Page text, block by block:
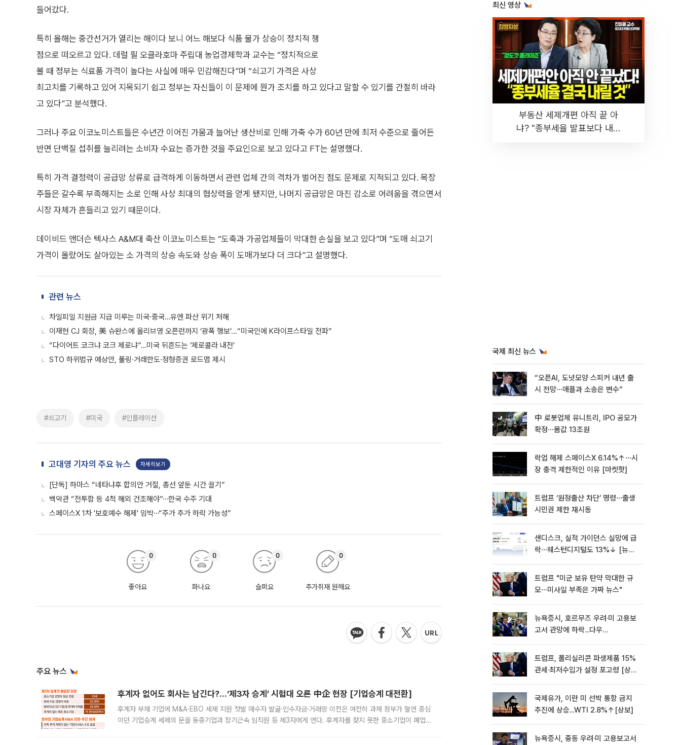
들어갔다.
특히 올해는 중간선거가 열리는 해이다 보니 어느 해보다 식품 물가 상승이 정치적 쟁
점으로 떠오르고 있다. 데럴 필 오클라호마 주립대 농업경제학과 교수는 “정치적으로
볼 때 정부는 식료품 가격이 높다는 사실에 매우 민감해진다”며 “쇠고기 가격은 사상
최고치를 기록하고 있어 지목되기 쉽고 정부는 자신들이 이 문제에 뭔가 조치를 하고 있다고 말할 수 있기를 간절히 바라
고 있다”고 분석했다.
그러나 주요 이코노미스트들은 수년간 이어진 가뭄과 늘어난 생산비로 인해 가축 수가 60년 만에 최저 수준으로 줄어든
반면 단백질 섭취를 늘리려는 소비자 수요는 증가한 것을 주요인으로 보고 있다고 FT는 설명했다.
특히 가격 결정력이 공급망 상류로 급격하게 이동하면서 관련 업체 간의 격차가 벌어진 점도 문제로 지적되고 있다. 목장
주들은 갈수록 부족해지는 소로 인해 사상 최대의 협상력을 얻게 됐지만, 나머지 공급망은 마진 감소로 어려움을 겪으면서
시장 자체가 흔들리고 있기 때문이다.
데이비드 앤더슨 텍사스 A&M대 축산 이코노미스트는 “도축과 가공업체들이 막대한 손실을 보고 있다”며 “도매 쇠고기
가격이 올랐어도 살아있는 소 가격의 상승 속도와 상승 폭이 도매가보다 더 크다”고 설명했다.
관련 뉴스
차일피일 지원금 지급 미루는 미국·중국…유엔 파산 위기 처해
이재현 CJ 회장, 美 슈완스에 올리브영 오픈런까지 ‘광폭 행보’...“미국인에 K라이프스타일 전파”
“다이어트 코크냐 코크 제로냐”…미국 뒤흔드는 ‘제로콜라 내전’
STO 하위법규 예상안, 풀링·거래한도·정형증권 로드맵 제시
#쇠고기 #미국 #인플레이션
고대영 기자의 주요 뉴스 자세히보기
[단독] 하마스 “네타냐후 합의안 거절, 총선 앞둔 시간 끌기”
백악관 “전투함 등 4척 해외 건조해야”⋯한국 수주 기대
스페이스X 1차 '보호예수 해제' 임박⋯“주가 추가 하락 가능성”
좋아요
0
화나요
0
슬퍼요
0
추가취재 원해요
0
주요 뉴스
후계자 없어도 회사는 남긴다?…‘제3자 승계’ 시험대 오른 中企 현장 [기업승계 대전환]
후계자 부재 기업에 M&A·EBO 세제 지원 첫발 매수자 발굴·인수자금·거래망 이전은 여전히 과제 정부가 혈연 중심
이던 기업승계 세제의 문을 동종기업과 장기근속 임직원 등 제3자에게 연다. 후계자를 찾지 못한 중소기업이 폐업
최신 영상
부동산 세제개편 아직 끝 아
냐? "종부세율 발표보다 내릴
국제 최신 뉴스
“오픈AI, 도넛모양 스피커 내년 출
시 전망⋯애플과 소송은 변수”
中 로봇업체 유니트리, IPO 공모가
확정⋯몸값 13조원
락업 해제 스페이스X 6.14%↑⋯시
장 충격 제한적인 이유 [마켓핫]
트럼프 ‘원정출산 차단’ 명령⋯출생
시민권 제한 재시동
샌디스크, 실적 가이던스 실망에 급
락⋯웨스턴디지털도 13%↓ [뉴욕
트럼프 "미군 보유 탄약 막대한 규
모⋯미사일 부족은 가짜 뉴스"
뉴욕증시, 호르무즈 우려·미 고용보
고서 관망에 하락...다우
트럼프, 폴리실리콘 파생제품 15%
관세·최저수입가 설정 포고령 [상
국제유가, 이란 미 선박 통항 금지
추진에 상승...WTI 2.8%↑[상보]
뉴욕증시, 중동 우려·미 고용보고서